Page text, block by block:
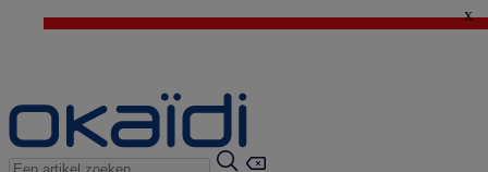
⚡LAST DAYS : Alles aan -50%* vanaf 2 aangekochte artikelen>
x